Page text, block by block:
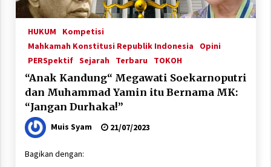
HUKUM
Kompetisi
Mahkamah Konstitusi Republik Indonesia
Opini
PERSpektif Sejarah Terbaru TOKOH
“Anak Kandung“ Megawati Soekarnoputri
dan Muhammad Yamin itu Bernama MK:
“Jangan Durhaka!”
Muis Syam 21/07/2023
Bagikan dengan: